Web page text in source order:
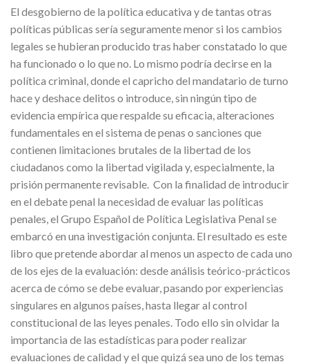
El desgobierno de la política educativa y de tantas otras
políticas públicas sería seguramente menor si los cambios
legales se hubieran producido tras haber constatado lo que
ha funcionado o lo que no. Lo mismo podría decirse en la
política criminal, donde el capricho del mandatario de turno
hace y deshace delitos o introduce, sin ningún tipo de
evidencia empírica que respalde su eficacia, alteraciones
fundamentales en el sistema de penas o sanciones que
contienen limitaciones brutales de la libertad de los
ciudadanos como la libertad vigilada y, especialmente, la
prisión permanente revisable. Con la finalidad de introducir
en el debate penal la necesidad de evaluar las políticas
penales, el Grupo Español de Política Legislativa Penal se
embarcó en una investigación conjunta. El resultado es este
libro que pretende abordar al menos un aspecto de cada uno
de los ejes de la evaluación: desde análisis teórico-prácticos
acerca de cómo se debe evaluar, pasando por experiencias
singulares en algunos países, hasta llegar al control
constitucional de las leyes penales. Todo ello sin olvidar la
importancia de las estadísticas para poder realizar
evaluaciones de calidad y el que quizá sea uno de los temas